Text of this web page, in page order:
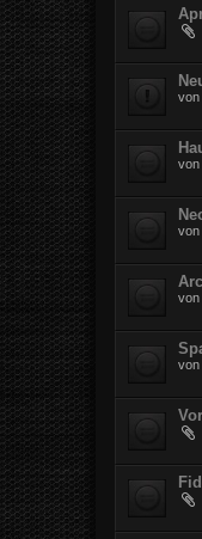
von
von
von
von
von